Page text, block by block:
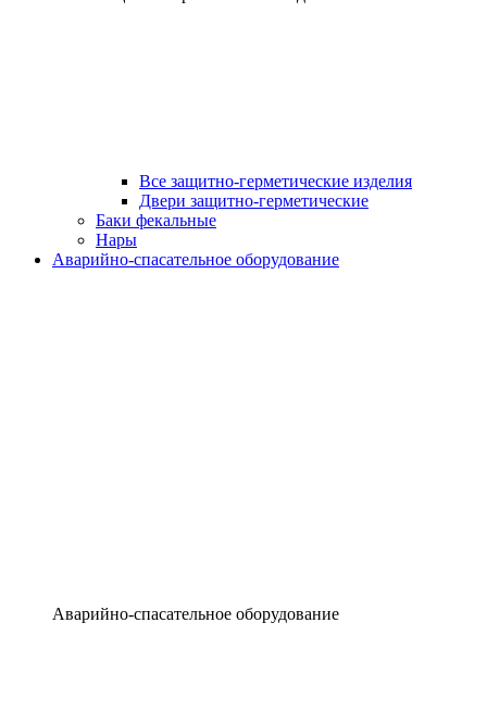
Все защитно-герметические изделия
Двери защитно-герметические
Баки фекальные
Нары
Аварийно-спасательное оборудование
Аварийно-спасательное оборудование